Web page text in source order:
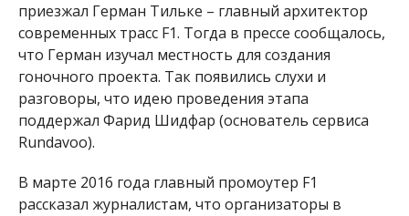
приезжал Герман Тильке – главный архитектор
современных трасс F1. Тогда в прессе сообщалось,
что Герман изучал местность для создания
гоночного проекта. Так появились слухи и
разговоры, что идею проведения этапа
поддержал Фарид Шидфар (основатель сервиса
Rundavoo).
В марте 2016 года главный промоутер F1
рассказал журналистам, что организаторы в